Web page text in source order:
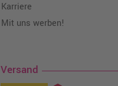
Karriere
Mit uns werben!
Versand